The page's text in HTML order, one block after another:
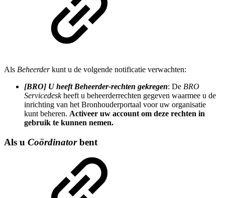
Als Beheerderkunt u de volgende notificatie verwachten:
[BRO] U heeft Beheerder-rechten gekregen: De BRO
Servicedeskheeft u beheerderrechten gegeven waarmee u de
inrichting van het Bronhouderportaal voor uw organisatie
kunt beheren. Activeer uw account om deze rechten in
gebruik te kunnen nemen.
Als u Coördinatorbent